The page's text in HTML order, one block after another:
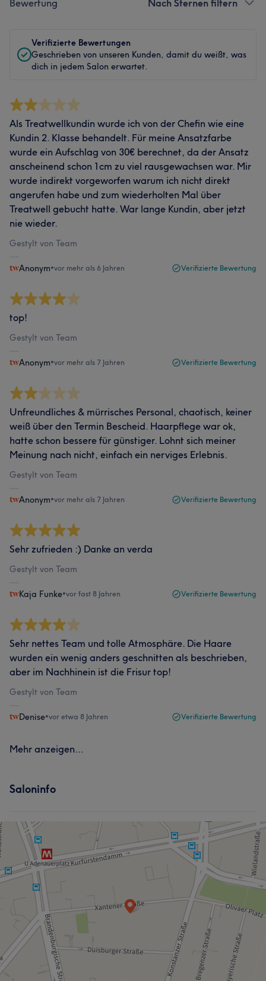
Bewertung Nach Sternen filtern
Verifizierte Bewertungen
Geschrieben von unseren Kunden, damit du weißt, was
dich in jedem Salon erwartet.
Als Treatwellkundin wurde ich von der Chefin wie eine
Kundin 2. Klasse behandelt. Für meine Ansatzfarbe
wurde ein Aufschlag von 30€ berechnet, da der Ansatz
anscheinend schon 1cm zu viel rausgewachsen war. Mir
wurde indirekt vorgeworfen warum ich nicht direkt
angerufen habe und zum wiederholten Mal über
Treatwell gebucht hatte. War lange Kundin, aber jetzt
nie wieder.
Gestylt von Team
Anonym•vor mehr als 6 Jahren Verifizierte Bewertung
top!
Gestylt von Team
Anonym•vor mehr als 7 Jahren Verifizierte Bewertung
Unfreundliches & mürrisches Personal, chaotisch, keiner
weiß über den Termin Bescheid. Haarpflege war ok,
hatte schon bessere für günstiger. Lohnt sich meiner
Meinung nach nicht, einfach ein nerviges Erlebnis.
Gestylt von Team
Anonym•vor mehr als 7 Jahren Verifizierte Bewertung
Sehr zufrieden :) Danke an verda
Gestylt von Team
Kaja Funke•vor fast 8 Jahren Verifizierte Bewertung
Sehr nettes Team und tolle Atmosphäre. Die Haare
wurden ein wenig anders geschnitten als beschrieben,
aber im Nachhinein ist die Frisur top!
Gestylt von Team
Denise•vor etwa 8 Jahren Verifizierte Bewertung
Mehr anzeigen...
Saloninfo